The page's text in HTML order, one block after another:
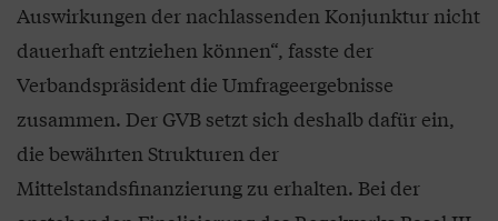
Auswirkungen der nachlassenden Konjunktur nicht
dauerhaft entziehen können“, fasste der
Verbandspräsident die Umfrageergebnisse
zusammen. Der GVB setzt sich deshalb dafür ein,
die bewährten Strukturen der
Mittelstandsfinanzierung zu erhalten. Bei der